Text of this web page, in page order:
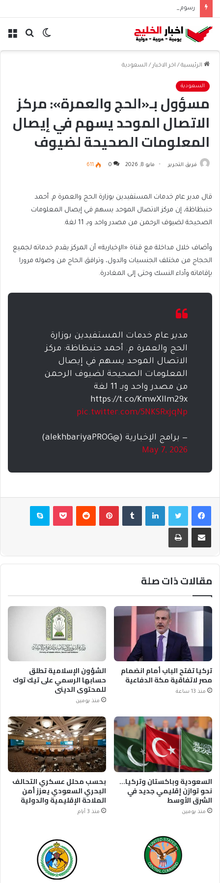
رسوم الحوثيين على باب المندب تعيد حسابات مخاطر الملاحة
بحث الوضع
الرئيسية / اخر الاخبار / السعودية
السعودية
مسؤول بـ«الحج والعمرة»: مركز
الاتصال الموحد يسهم في إيصال
المعلومات الصحيحة لضيوف
الرحمن
فريق التحرير مايو 8, 2026 0
611
قال مدير عام خدمات المستفيدين بوزارة الحج والعمرة م. أحمد
حنبظاظة، إن مركز الاتصال الموحد يسهم في إيصال المعلومات
الصحيحة لضيوف الرحمن من مصدر واحد وبـ 11 لغة.
وأضاف خلال مداخلة مع قناة «الإخبارية» أن المركز يقدم خدماته لجميع
الحجاج من مختلف الجنسيات والدول، وترافق الحاج من وصوله مرورا
بإقاماته وأداء النسك وحتى إلى المغادرة.
مدير عام خدمات المستفيدين بوزارة
الحج والعمرة م. أحمد حنبظاظة: مركز
الاتصال الموحد يسهم في إيصال
المعلومات الصحيحة لضيوف الرحمن
من مصدر واحد وبـ 11 لغة
https://t.co/KmwXllm29x
pic.twitter.com/5NKSRxjqNp
— برامج الإخبارية (@alekhbariyaPROG)
May 7, 2026
فيسبوكتويتر لينكدإن بينتيريست بوكيت سكايب
مشاركة عبر البريد طباعة
مقالات ذات صلة
تركيا تفتح الباب أمام انضمام
مصر لاتفاقية مكة الدفاعية
منذ 13 ساعة
الشؤون الإسلامية تطلق
حسابها الرسمي على تيك توك
للمحتوى الديني
منذ يومين
السعودية وباكستان وتركيا…
نحو توازن إقليمي جديد في
الشرق الأوسط
منذ يومين
بحسب محلل عسكري التحالف
البحري السعودي يعزز أمن
الملاحة الإقليمية والدولية
منذ 3 أيام